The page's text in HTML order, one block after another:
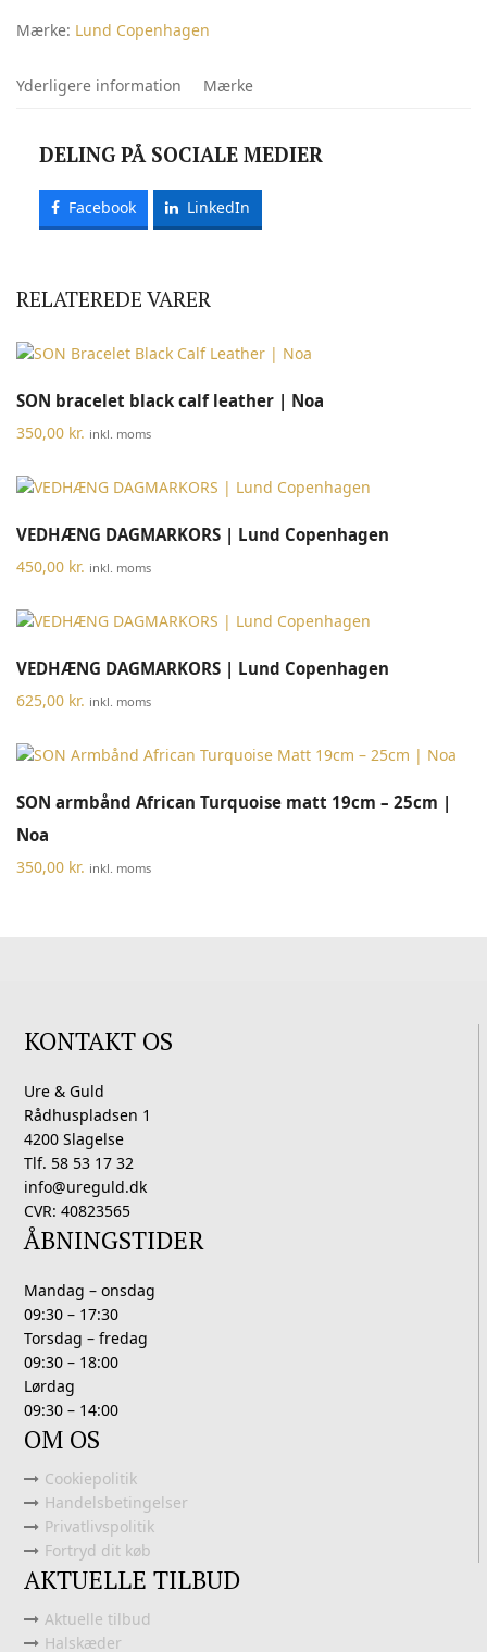
Mærke: Lund Copenhagen
Yderligere information Mærke
DELING PÅ SOCIALE MEDIER
Facebook LinkedIn
RELATEREDE VARER
SON bracelet black calf leather | Noa
350,00 kr. inkl. moms
VEDHÆNG DAGMARKORS | Lund Copenhagen
450,00 kr. inkl. moms
VEDHÆNG DAGMARKORS | Lund Copenhagen
625,00 kr. inkl. moms
SON armbånd African Turquoise matt 19cm – 25cm |
Noa
350,00 kr. inkl. moms
KONTAKT OS
Ure & Guld
Rådhuspladsen 1
4200 Slagelse
Tlf. 58 53 17 32
info@ureguld.dk
CVR: 40823565
ÅBNINGSTIDER
Mandag – onsdag
09:30 – 17:30
Torsdag – fredag
09:30 – 18:00
Lørdag
09:30 – 14:00
OM OS
Cookiepolitik
Handelsbetingelser
Privatlivspolitik
Fortryd dit køb
AKTUELLE TILBUD
Aktuelle tilbud
Halskæder